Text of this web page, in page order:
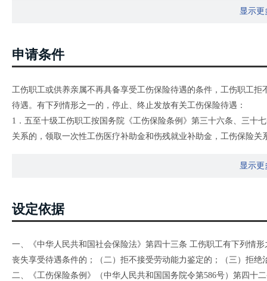
显示更
申请条件
工伤职工或供养亲属不再具备享受工伤保险待遇的条件，工伤职工
待遇。有下列情形之一的，停止、终止发放有关工伤保险待遇：
1．五至十级工伤职工按国务院《工伤保险条例》第三十六条、三十
关系的，领取一次性工伤医疗补助金和伤残就业补助金，工伤保险关
6．违反工伤辅助器具管理规定的；
8．领取抚恤金的人员，被判刑正在收监执行的；
9．供养亲属年满18周岁且未完全丧失劳动能力的；
10．领取抚恤金人员就业或参军的；
显示更
设定依据
一、《中华人民共和国社会保险法》第四十三条 工伤职工有下列情
丧失享受待遇条件的；（二）拒不接受劳动能力鉴定的；（三）拒绝
二、《工伤保险条例》（中华人民共和国国务院令第586号）第四十